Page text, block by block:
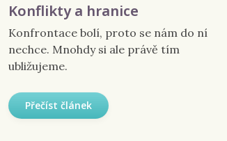
Konflikty a hranice
Konfrontace bolí, proto se nám do ní
nechce. Mnohdy si ale právě tím
ubližujeme.
Přečíst článek